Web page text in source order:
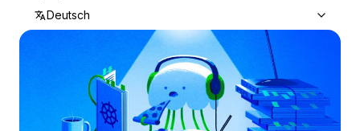
Deutsch